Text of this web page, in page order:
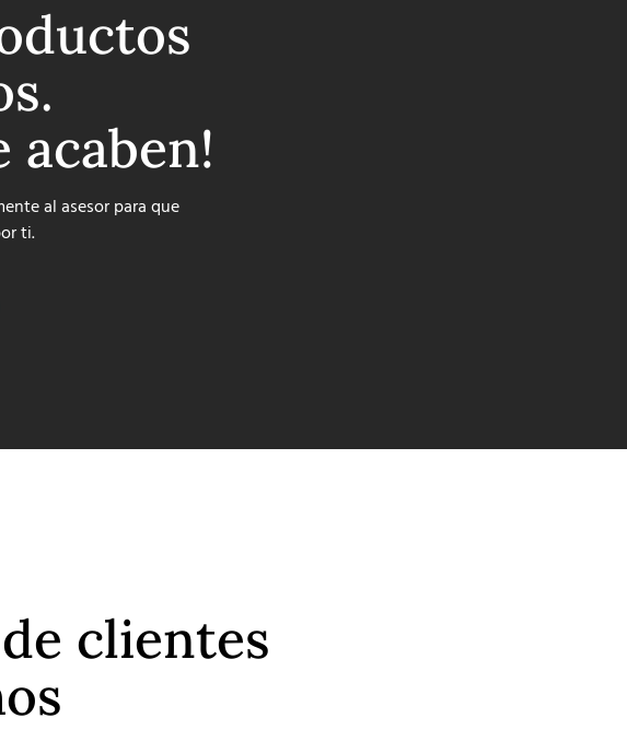
acaben!
al asesor para que
ti.
clientes